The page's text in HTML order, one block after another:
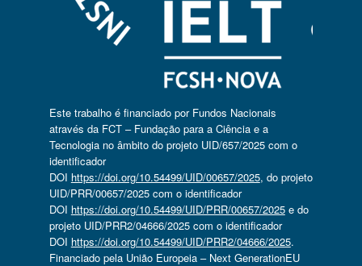
Este trabalho é financiado por Fundos Nacionais
através da FCT – Fundação para a Ciência e a
Tecnologia no âmbito do projeto UID/657/2025 com o
identificador
DOI https://doi.org/10.54499/UID/00657/2025, do projeto
UID/PRR/00657/2025 com o identificador
DOI https://doi.org/10.54499/UID/PRR/00657/2025e do
projeto UID/PRR2/04666/2025 com o identificador
DOI https://doi.org/10.54499/UID/PRR2/04666/2025.
Financiado pela União Europeia – Next GenerationEU